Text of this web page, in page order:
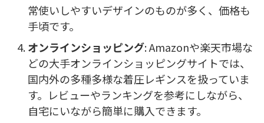
常使いしやすいデザインのものが多く、価格も
手頃です。
オンラインショッピング: Amazonや楽天市場な
どの大手オンラインショッピングサイトでは、
国内外の多種多様な着圧レギンスを扱っていま
す。レビューやランキングを参考にしながら、
自宅にいながら簡単に購入できます。